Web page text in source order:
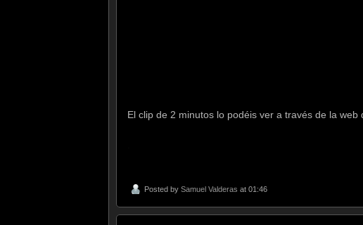
El clip de 2 minutos lo podéis ver a través de la web
Posted by Samuel Valderas at 01:46